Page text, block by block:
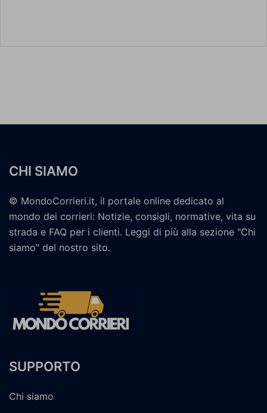
CHI SIAMO
© MondoCorrieri.it, il portale online dedicato al
mondo dei corrieri: Notizie, consigli, normative, vita su
strada e FAQ per i clienti. Leggi di più alla sezione "Chi
siamo" del nostro sito.
SUPPORTO
Chi siamo